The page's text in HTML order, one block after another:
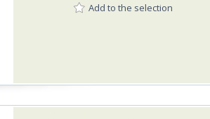
Add to the selection